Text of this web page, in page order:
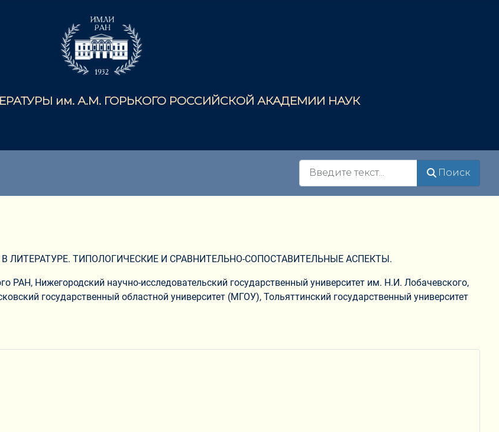
им. А.М. ГОРЬКОГО РОССИЙСКОЙ АКАДЕМИИ НАУК
Поиск
В ЛИТЕРАТУРЕ. ТИПОЛОГИЧЕСКИЕ И СРАВНИТЕЛЬНО-СОПОСТАВИТЕЛЬНЫЕ АСПЕКТЫ.
РАН, Нижегородский научно-исследовательский государственный университет им. Н.И. Лобачевского,
государственный областной университет (МГОУ), Тольяттинский государственный университет